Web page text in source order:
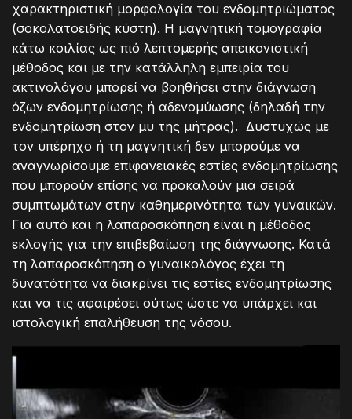
χαρακτηριστική μορφολογία του ενδομητριώματος
(σοκολατοειδής κύστη). Η μαγνητική τομογραφία
κάτω κοιλίας ως πιό λεπτομερής απεικονιστική
μέθοδος και με την κατάλληλη εμπειρία του
ακτινολόγου μπορεί να βοηθήσει στην διάγνωση
όζων ενδομητρίωσης ή αδενομύωσης (δηλαδή την
ενδομητρίωση στον μυ της μήτρας). Δυστυχώς με
τον υπέρηχο ή τη μαγνητική δεν μπορούμε να
αναγνωρίσουμε επιφανειακές εστίες ενδομητρίωσης
που μπορούν επίσης να προκαλούν μια σειρά
συμπτωμάτων στην καθημερινότητα των γυναικών.
Για αυτό και η λαπαροσκόπηση είναι η μέθοδος
εκλογής για την επιβεβαίωση της διάγνωσης. Κατά
τη λαπαροσκόπηση ο γυναικολόγος έχει τη
δυνατότητα να διακρίνει τις εστίες ενδομητρίωσης
και να τις αφαιρέσει ούτως ώστε να υπάρχει και
ιστολογική επαλήθευση της νόσου.